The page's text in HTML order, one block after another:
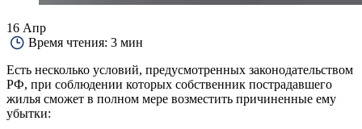
16 Апр
Время чтения: 3 мин
Есть несколько условий, предусмотренных законодательством
РФ, при соблюдении которых собственник пострадавшего
жилья сможет в полном мере возместить причиненные ему
убытки: